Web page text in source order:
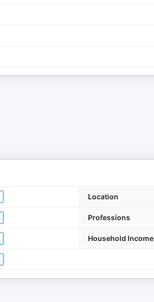
Location
Professions
Household Income